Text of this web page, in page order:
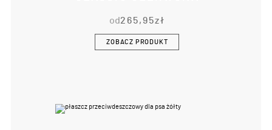
od 265,95zł
ZOBACZ PRODUKT